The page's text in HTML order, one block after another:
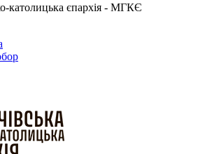
католицька єпархія - МГКЄ